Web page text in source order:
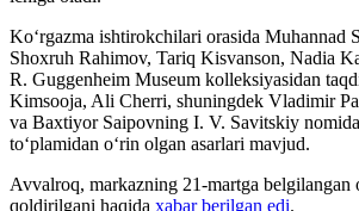
Ko‘rgazma ishtirokchilari orasida Muhannad
Shoxruh Rahimov, Tariq Kisvanson, Nadia
R. Guggenheim Museum kolleksiyasidan
Kimsooja, Ali Cherri, shuningdek Vladimir
va Baxtiyor Saipovning I. V. Savitskiy
to‘plamidan o‘rin olgan asarlari mavjud.
Avvalroq, markazning 21-martga belgilangan
qoldirilgani haqida xabar berilgan edi.